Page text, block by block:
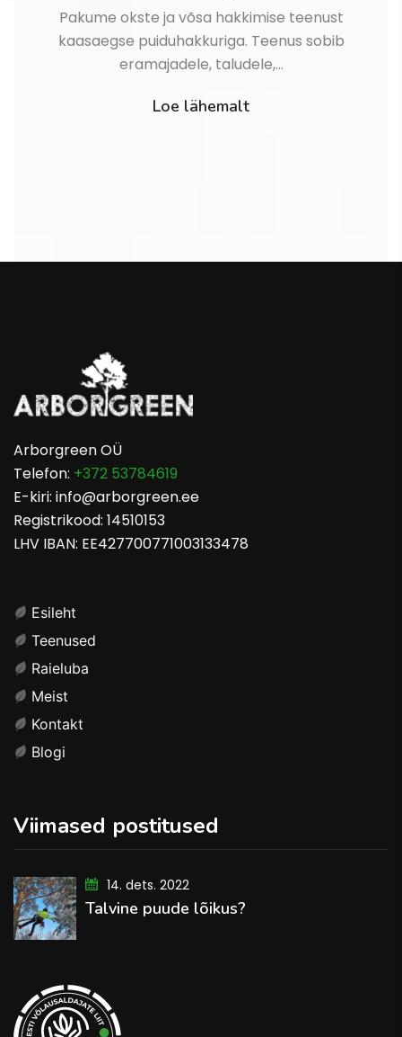
Pakume okste ja võsa hakkimise teenust
kaasaegse puiduhakkuriga. Teenus sobib
eramajadele, taludele,…
Loe lähemalt
Arborgreen OÜ
Telefon: +372 53784619
E-kiri: info@arborgreen.ee
Registrikood: 14510153
LHV IBAN: EE427700771003133478
Esileht
Teenused
Raieluba
Meist
Kontakt
Blogi
Viimased postitused
14. dets. 2022
Talvine puude lõikus?